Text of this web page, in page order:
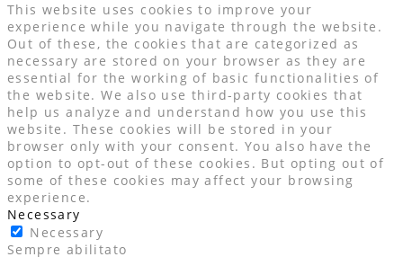
This website uses cookies to improve your
experience while you navigate through the website.
Out of these, the cookies that are categorized as
necessary are stored on your browser as they are
essential for the working of basic functionalities of
the website. We also use third-party cookies that
help us analyze and understand how you use this
website. These cookies will be stored in your
browser only with your consent. You also have the
option to opt-out of these cookies. But opting out of
some of these cookies may affect your browsing
experience.
Necessary
Necessary
Sempre abilitato